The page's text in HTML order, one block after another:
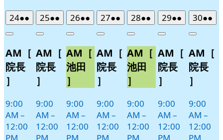
242026
年
月
24
日
●●
件
イ
ベ
ト)
Close
AM［
院長
］
9:00
AM –
12:00
252026
年
月
25
日
●●
件
イ
ベ
ト)
Close
AM［
院長
］
9:00
AM –
12:00
262026
年
月
26
日
●●
件
イ
ベ
ト)
Close
AM［
池田
］
9:00
AM –
12:00
272026
年
月
27
日
●●
件
イ
ベ
ト)
Close
AM［
院長
］
9:00
AM –
12:00
282026
年
月
28
日
●●
件
イ
ベ
ト)
Close
AM［
池田
］
9:00
AM –
12:00
292026
年
月
29
日
●●
件
イ
ベ
ト)
Close
AM［
院長
］
9:00
AM –
12:00
302026
年
月
30
日
●●
件
イ
Close
AM［
院長
］
9:00
AM –
12:00